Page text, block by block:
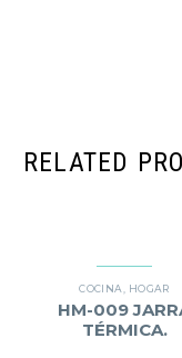
RELATED
COCINA HOGAR
HM-009
TÉRMICA.